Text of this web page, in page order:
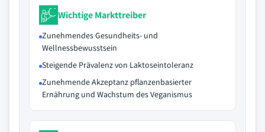
Wichtige Markttreiber
Zunehmendes Gesundheits- und
Wellnessbewusstsein
Steigende Prävalenz von Laktoseintoleranz
Zunehmende Akzeptanz pflanzenbasierter
Ernährung und Wachstum des Veganismus